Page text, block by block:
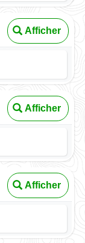
Afficher
Afficher
Afficher